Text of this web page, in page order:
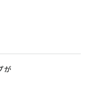
が